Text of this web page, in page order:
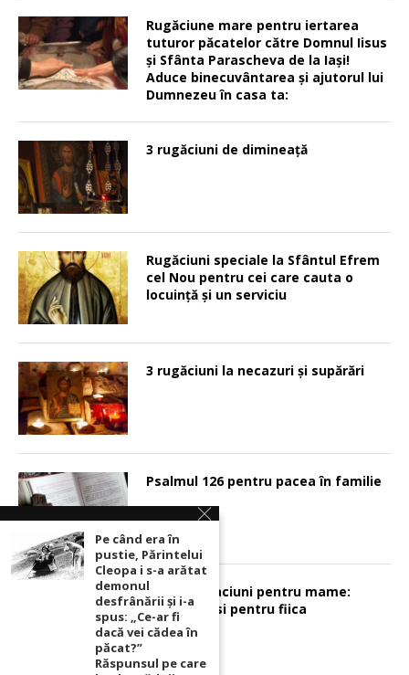
Rugăciune mare pentru iertarea
tuturor păcatelor către Domnul Iisus
şi Sfânta Parascheva de la Iaşi!
Aduce binecuvântarea şi ajutorul lui
Dumnezeu în casa ta:
3 rugăciuni de dimineață
Rugăciuni speciale la Sfântul Efrem
cel Nou pentru cei care cauta o
locuinţă şi un serviciu
3 rugăciuni la necazuri și supărări
Psalmul 126 pentru pacea în familie
Sunt 2 rugaciuni pentru mame:
pentru fiu si pentru fiica
Pe când era în
pustie, Părintelui
Cleopa i s-a arătat
demonul
desfrânării şi i-a
spus: „Ce-ar fi
dacă vei cădea în
păcat?”
Răspunsul pe care